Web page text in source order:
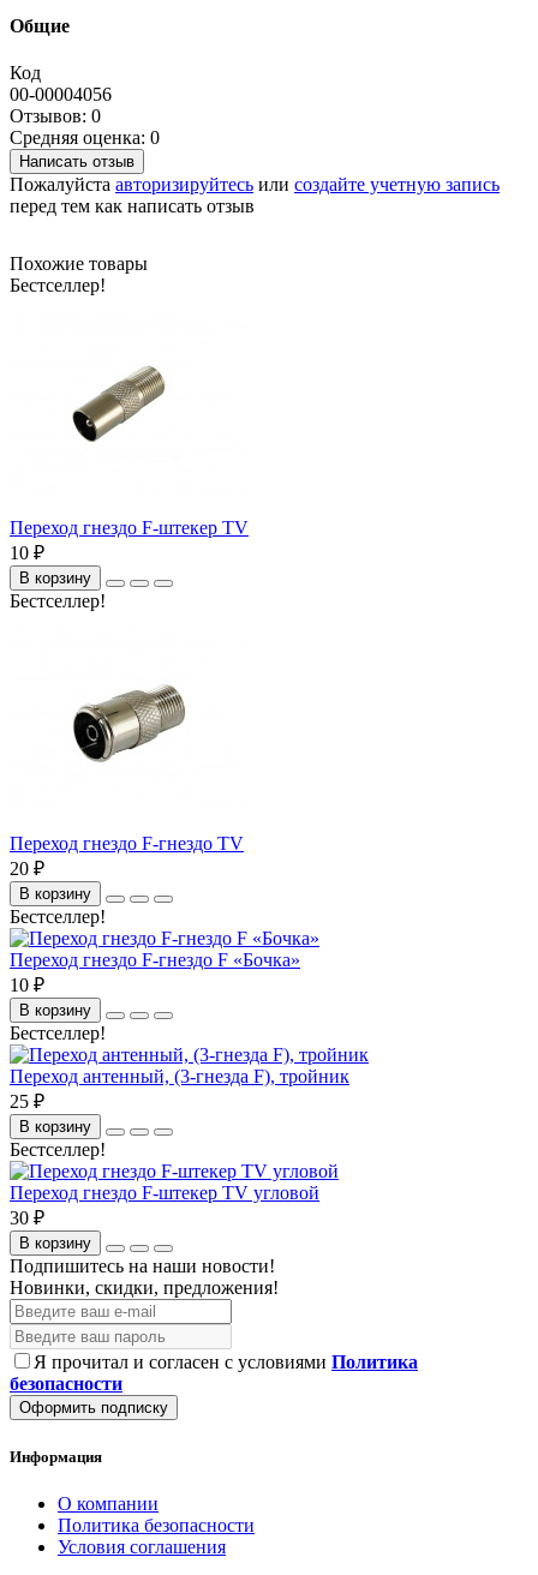
Общие
Код
00-00004056
Отзывов: 0
Средняя оценка: 0
Написать отзыв
Пожалуйста авторизируйтесь или создайте учетную запись
перед тем как написать отзыв
Похожие товары
Бестселлер!
Переход гнездо F-штекер TV
10 ₽
В корзину
Бестселлер!
Переход гнездо F-гнездо TV
20 ₽
В корзину
Бестселлер!
Переход гнездо F-гнездо F «Бочка»
10 ₽
В корзину
Бестселлер!
Переход антенный, (3-гнезда F), тройник
25 ₽
В корзину
Бестселлер!
Переход гнездо F-штекер TV угловой
30 ₽
В корзину
Подпишитесь на наши новости!
Новинки, скидки, предложения!
Я прочитал и согласен с условиями Политика
безопасности
Оформить подписку
Информация
О компании
Политика безопасности
Условия соглашения